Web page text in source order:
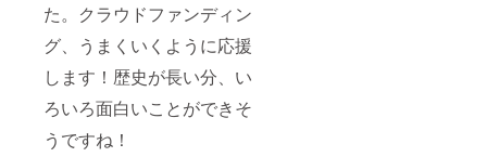
た。クラウドファンディン
グ、うまくいくように応援
します！歴史が長い分、い
ろいろ面白いことができそ
うですね！